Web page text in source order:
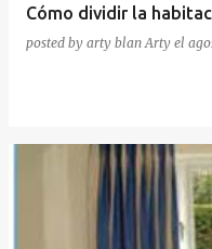
Cómo dividir la
posted by arty blanArty el